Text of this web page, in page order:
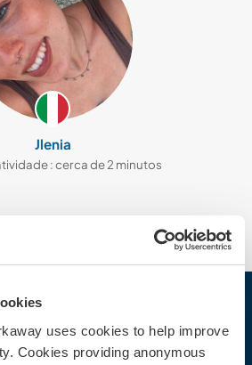
uses cookies to help improve
Cookies providing anonymous
Jlenia
: cerca de 2 minutos